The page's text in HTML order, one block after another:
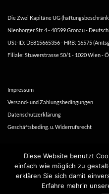
Die Zwei Kapitäne UG
Nienborger Str. 4 - 48599 Gronau -
USt-ID: DE815665356 - HRB: 16575
Filiale: Stuwerstrasse 50/1 - 1020 Wien -
Impressum
Versand- und Zahlungsbedingungen
Datenschutzerklärung
Geschäftsbeding. u. Widerrufsrecht
Copyright 2016-
Diese Website benutzt
einfach wie möglich zu
erklären Sie sich damit
Erfahre mehrin